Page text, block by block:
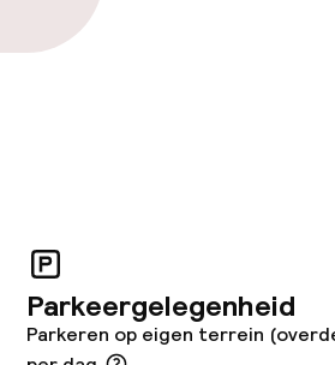
Parkeergelegenheid
Parkeren op eigen terrein